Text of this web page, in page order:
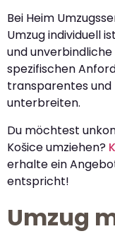
Bei Heim
Umzug individuell
und
spezifischen
transparentes
unterbreiten.
Du möchtest
Košice umziehen?
erhalte ein
entspricht!
Umzug